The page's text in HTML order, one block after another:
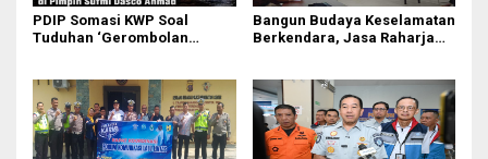
PDIP Somasi KWP Soal
Tuduhan ‘Gerombolan
Ahmad
Bangun Budaya Keselamatan
Berkendara, Jasa Raharja